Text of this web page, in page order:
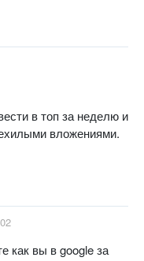
в топ за неделю и
вложениями.
как вы в google за